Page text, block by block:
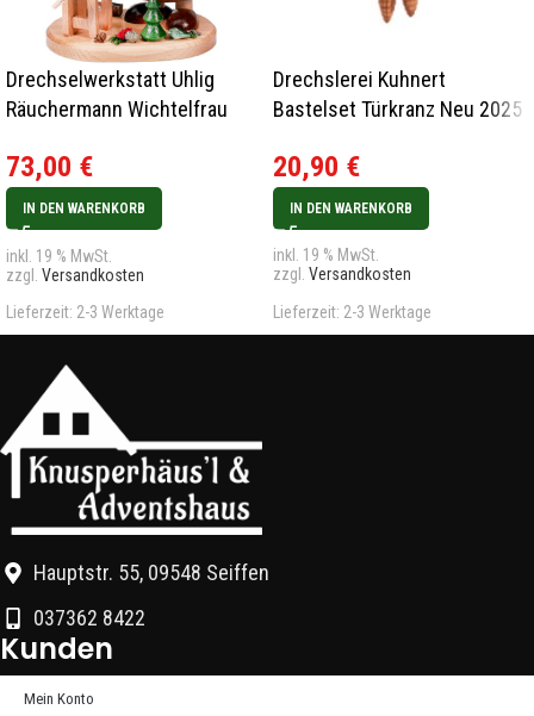
Drechselwerkstatt Uhlig
Räuchermann Wichtelfrau
2023
73,00 €
IN DEN WARENKORB
inkl. 19 % MwSt.
zzgl. Versandkosten
Lieferzeit: 2-3 Werktage
Drechslerei Kuhnert
Bastelset Türkranz Neu 2025
20,90 €
IN DEN WARENKORB
inkl. 19 % MwSt.
zzgl. Versandkosten
Lieferzeit: 2-3 Werktage
Hauptstr. 55, 09548 Seiffen
037362 8422
Kunden
Mein Konto